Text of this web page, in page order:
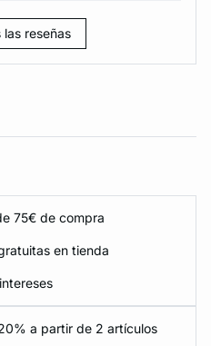
reseñas
75€ de compra
en tienda
a partir de 2 artículos